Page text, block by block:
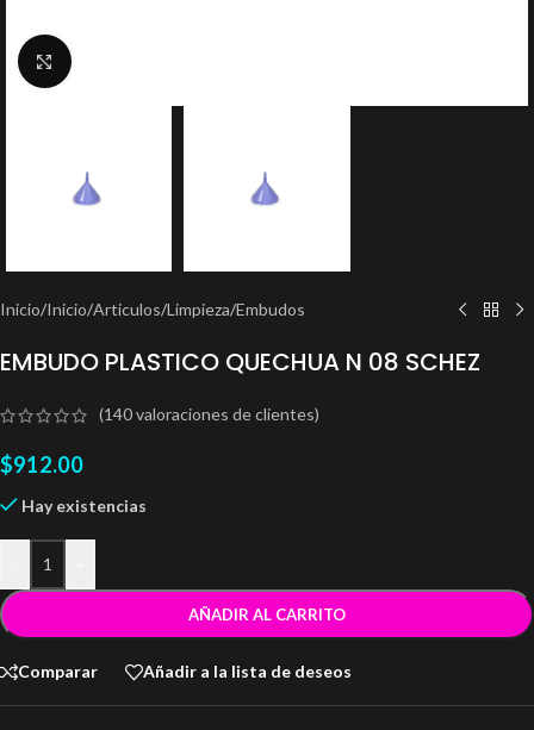
Clic para ampliar
Inicio/Inicio/Articulos/Limpieza/Embudos
EMBUDO PLASTICO QUECHUA N 08 SCHEZ
(140valoraciones de clientes)
$912.00
Hay existencias
AÑADIR AL CARRITO
Comparar Añadir a la lista de deseos